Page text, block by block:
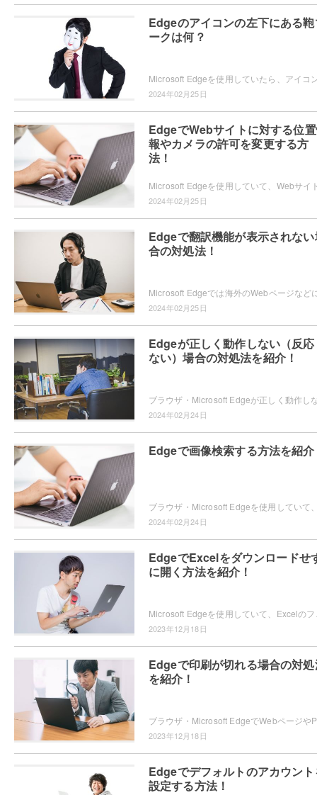
Edgeのアイコンの左下にある
ークは何？
2024年02月25日
EdgeでWebサイトに対する位
報やカメラの許可を変更する方
法！
2024年02月25日
Edgeで翻訳機能が表示されな
合の対処法！
2024年02月25日
Edgeが正しく動作しない（反
ない）場合の対処法を紹介！
2024年02月24日
Edgeで画像検索する方法を紹
2024年02月24日
EdgeでExcelをダウンロードせ
に開く方法を紹介！
2023年12月18日
Edgeで印刷が切れる場合の対
を紹介！
2023年12月18日
Edgeでデフォルトのアカウン
設定する方法！